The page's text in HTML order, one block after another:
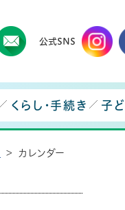
鉾田市
公式SNS
くらし・手続き 子
> カレンダー